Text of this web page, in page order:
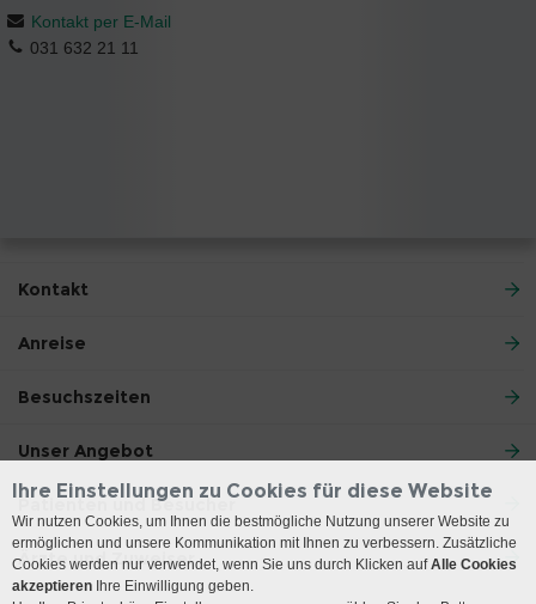
Kontakt per E-Mail
031 632 21 11
Kontakt
Anreise
Besuchszeiten
Unser Angebot
Patienten und Besucher
Ärzte und Zuweiser
Ihre Einstellungen zu Cookies für diese Website
Wir nutzen Cookies, um Ihnen die bestmögliche Nutzung unserer Website zu
ermöglichen und unsere Kommunikation mit Ihnen zu verbessern. Zusätzliche
Cookies werden nur verwendet, wenn Sie uns durch Klicken aufAlle Cookies
akzeptieren Ihre Einwilligung geben.